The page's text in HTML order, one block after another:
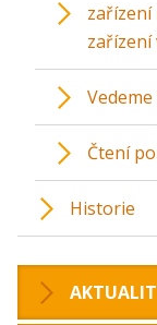
zařízení
zařízení
Čtení
Historie